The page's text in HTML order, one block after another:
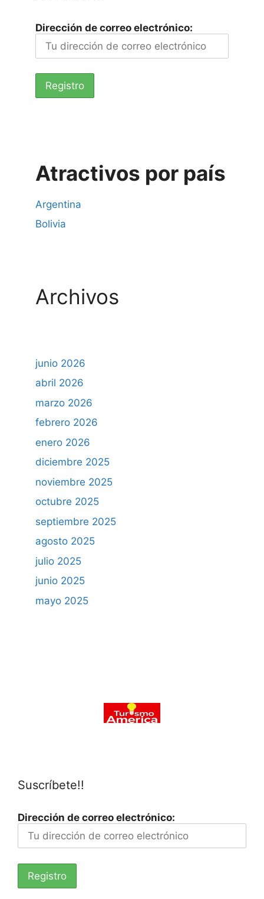
Dirección de correo electrónico:
Atractivos por país
Argentina
Bolivia
Archivos
junio 2026
abril 2026
marzo 2026
febrero 2026
enero 2026
diciembre 2025
noviembre 2025
octubre 2025
septiembre 2025
agosto 2025
julio 2025
junio 2025
mayo 2025
Suscríbete!!
Dirección de correo electrónico: